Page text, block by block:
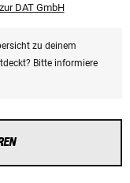
zur DAT GmbH
zu deinem
Bitte informiere